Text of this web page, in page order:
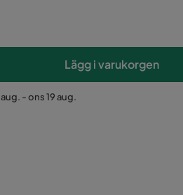
Lägg i varukorgen
- ons 19 aug.